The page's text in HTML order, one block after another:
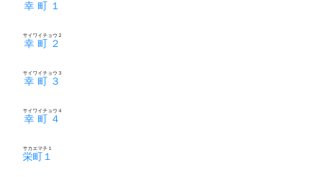
幸町１
幸町２
サイワイチョウ２
幸町３
サイワイチョウ３
幸町４
サイワイチョウ４
栄町１
サカエマチ１